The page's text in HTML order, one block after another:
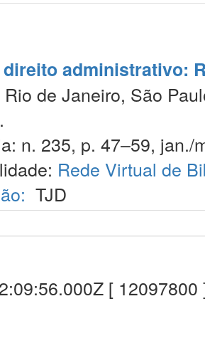
administrativo:
de Janeiro, São
n. 235, p. 47–59, jan./
Rede Virtual de
TJD
[ 12097800